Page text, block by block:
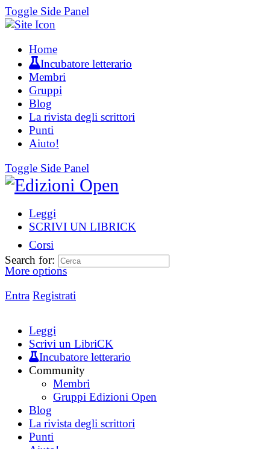
Toggle Side Panel
Home
Incubatore letterario
Membri
Gruppi
Blog
La rivista degli scrittori
Punti
Aiuto!
Toggle Side Panel
Leggi
SCRIVI UN LIBRICK
Corsi
More options
Entra Registrati
Search for:
Leggi
Scrivi un LibriCK
Incubatore letterario
Community
Membri
Gruppi Edizioni Open
Blog
La rivista degli scrittori
Punti